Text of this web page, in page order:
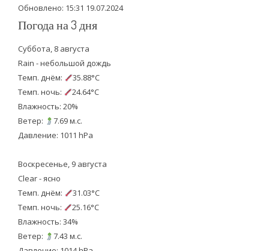
Обновлено: 15:31 19.07.2024
Погода на 3 дня
Суббота, 8 августа
Rain - небольшой дождь
Темп. днём:
35.88°C
Темп. ночь:
24.64°C
Влажность: 20%
Ветер:
7.69 м.с.
Давление: 1011 hPa
Воскресенье, 9 августа
Clear - ясно
Темп. днём:
31.03°C
Темп. ночь:
25.16°C
Влажность: 34%
Ветер:
7.43 м.с.